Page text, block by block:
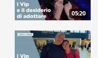
05:20